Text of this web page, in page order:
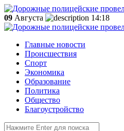
09 Августа 14:18
Главные новости
Происшествия
Спорт
Экономика
Образование
Политика
Общество
Благоустройство